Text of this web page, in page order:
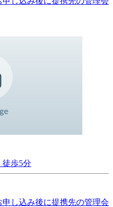
徒歩5分
し込み後に提携先の管理会